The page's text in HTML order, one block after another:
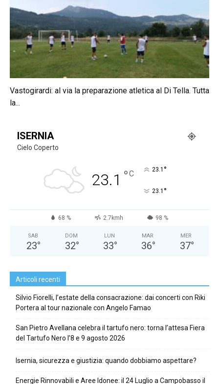
Vastogirardi: al via la preparazione atletica al Di Tella. Tutta
la...
ISERNIA
Cielo Coperto
23.1 °C 23.1 °
23.1 °
68 % 2.7kmh 98 %
SAB
23°
DOM
32°
LUN
33°
MAR
36°
MER
37°
Articoli recenti
Silvio Fiorelli, l’estate della consacrazione: dai concerti con Riki
Portera al tour nazionale con Angelo Famao
San Pietro Avellana celebra il tartufo nero: torna l’attesa Fiera
del Tartufo Nero l’8 e 9 agosto 2026
Isernia, sicurezza e giustizia: quando dobbiamo aspettare?
Energie Rinnovabili e Aree Idonee: il 24 Luglio a Campobasso il